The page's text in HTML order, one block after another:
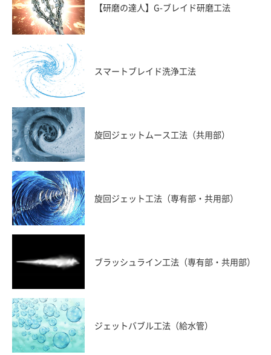
【研磨の達人】G-ブレイド研磨工法
スマートブレイド洗浄工法
旋回ジェットムース工法（共用部）
旋回ジェット工法（専有部・共用部）
ブラッシュライン工法（専有部・共用部）
ジェットバブル工法（給水管）